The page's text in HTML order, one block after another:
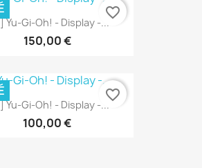
Yu-Gi-Oh! - Display -...
150,00 €
favorite_border
Yu-Gi-Oh! - Display -...
100,00 €
favorite_border